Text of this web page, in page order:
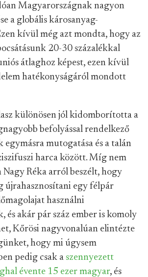
Magyarországnak nagyon
a globális károsanyag-
kívül még azt mondta, hogy az
20-30 százalékkal
átlaghoz képest, ezen kívül
hatékonyságáról mondott
különösen jól kidomborította a
befolyással rendelkező
mutogatása és a talán
harca között. Míg nem
Réka arról beszélt, hogy
újrahasznosítani egy félpár
használni
és akár pár száz ember is komoly
Kőrösi nagyvonalúan elintézte
hogy mi úgysem
pedig csak a szennyezett
évente 15 ezer magyar, és